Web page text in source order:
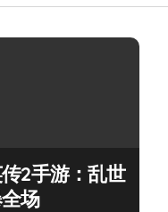
2手游：乱世
场